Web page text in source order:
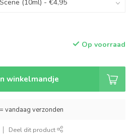
Op voorraad
winkelmandje
vandaag verzonden
Deel dit product